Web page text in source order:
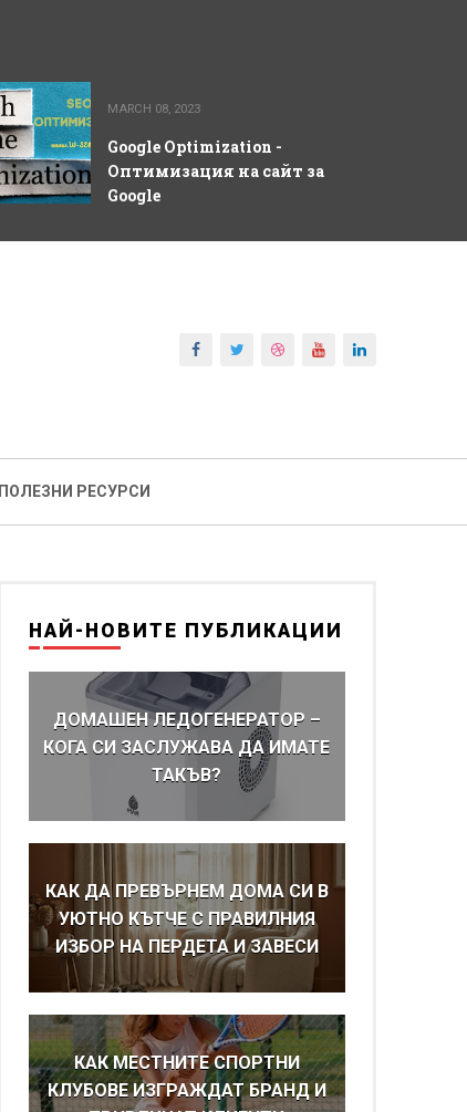
MARCH 08, 2023
Google Optimization -
Оптимизация на сайт за
Google
ПОЛЕЗНИ РЕСУРСИ
НАЙ-НОВИТЕ ПУБЛИКАЦИИ
ДОМАШЕН ЛЕДОГЕНЕРАТОР –
КОГА СИ ЗАСЛУЖАВА ДА ИМАТЕ
ТАКЪВ?
КАК ДА ПРЕВЪРНЕМ ДОМА СИ В
УЮТНО КЪТЧЕ С ПРАВИЛНИЯ
ИЗБОР НА ПЕРДЕТА И ЗАВЕСИ
КАК МЕСТНИТЕ СПОРТНИ
КЛУБОВЕ ИЗГРАЖДАТ БРАНД И